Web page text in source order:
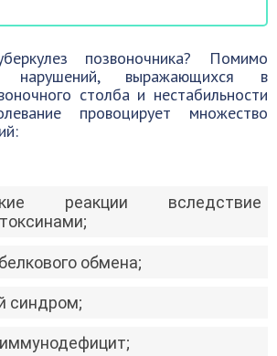
позвоночника? Помимо
нарушений, выражающихся в
столба и нестабильности
провоцирует множество
реакции вследствие
обмена;
синдром;